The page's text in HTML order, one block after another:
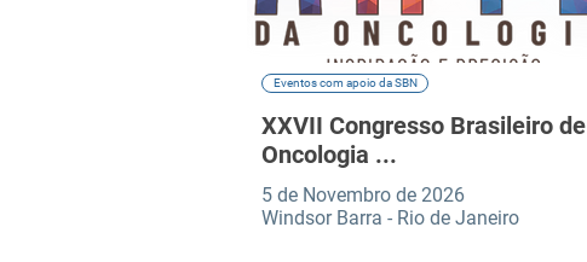
Eventos com apoio da SBN
XXVII Congresso Brasileiro de
Oncologia ...
5 de Novembro de 2026
Windsor Barra - Rio de Janeiro